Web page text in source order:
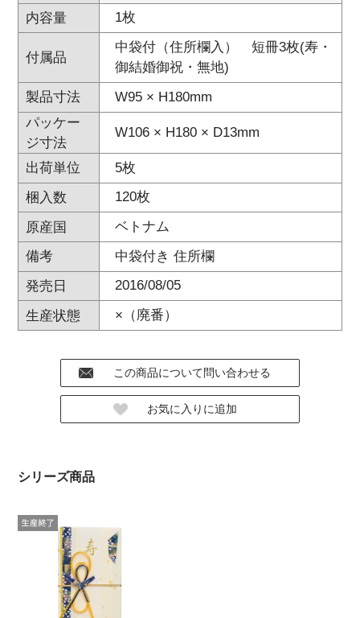
内容量 1枚
付属品
中袋付（住所欄入） 短冊3枚(寿・
御結婚御祝・無地)
製品寸法
W95 × H180mm
パッケー
ジ寸法
W106 × H180 × D13mm
出荷単位
5枚
梱入数
120枚
原産国
ベトナム
備考
中袋付き 住所欄
発売日
2016/08/05
生産状態
×（廃番）
シリーズ商品